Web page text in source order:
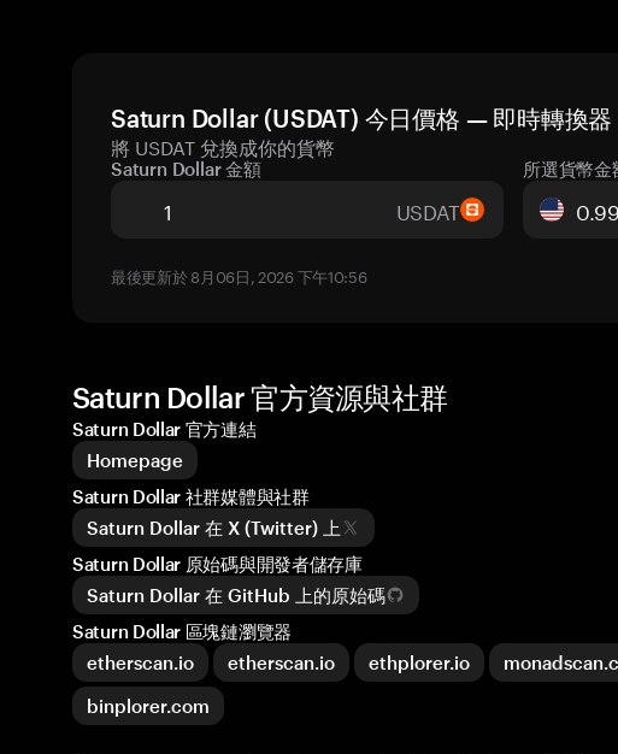
Saturn Dollar (USDAT) 今日價格 — 即時轉換器
將 USDAT 兌換成你的貨幣
Saturn Dollar 金額
USDAT
所選貨幣金
最後更新於 8月06日, 2026 下午10:56
Saturn Dollar 官方資源與社群
Saturn Dollar 官方連結
Homepage
Saturn Dollar 社群媒體與社群
Saturn Dollar 在 X (Twitter) 上
Saturn Dollar 原始碼與開發者儲存庫
Saturn Dollar 在 GitHub 上的原始碼
Saturn Dollar 區塊鏈瀏覽器
etherscan.io
etherscan.io ethplorer.io
binplorer.com